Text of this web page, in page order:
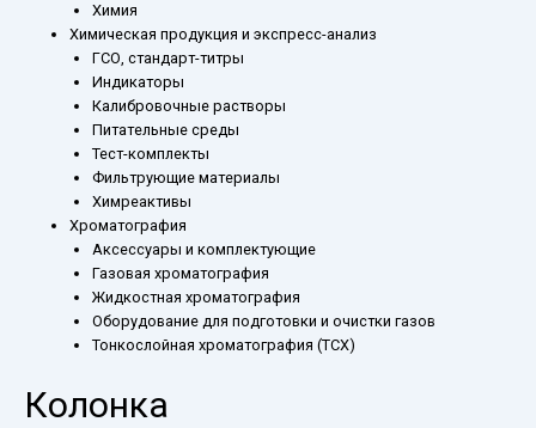
Химия
Химическая продукция и экспресс-анализ
ГСО, стандарт-титры
Индикаторы
Калибровочные растворы
Питательные среды
Тест-комплекты
Фильтрующие материалы
Химреактивы
Хроматография
Аксессуары и комплектующие
Газовая хроматография
Жидкостная хроматография
Оборудование для подготовки и очистки газов
Тонкослойная хроматография (ТСХ)
Колонка